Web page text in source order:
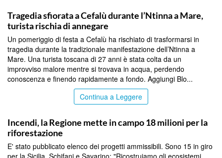
Tragedia sfiorata a Cefalù durante l’Ntinna a Mare,
turista rischia di annegare
Un pomeriggio di festa a Cefalù ha rischiato di trasformarsi in
tragedia durante la tradizionale manifestazione dell’Ntinna a
Mare. Una turista toscana di 27 anni è stata colta da un
improvviso malore mentre si trovava in acqua, perdendo
conoscenza e finendo rapidamente a fondo. Aggiungi Blo...
Continua a Leggere
Incendi, la Regione mette in campo 18 milioni per la
riforestazione
E' stato pubblicato elenco dei progetti ammissibili. Sono 15 in giro